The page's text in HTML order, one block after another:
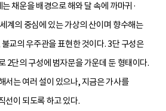
채운을 배경으로 해와 달 속에 까마귀·
계의 중심에 있는 가상의 산이며 향수해는
교의 우주관을 표현한 것이다. 3단 구성은
2단의 구성에 범자문을 가운데 둔 형태이다.
서는 여러 설이 있으나, 지금은 가사를
선이 되도록 하고 있다.